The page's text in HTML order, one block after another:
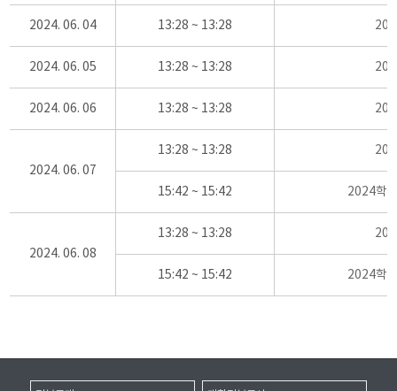
2024. 06. 04 13:28 ~ 13:28
2024. 06. 05 13:28 ~ 13:28
2024. 06. 06 13:28 ~ 13:28
2024. 06. 07
13:28 ~ 13:28
15:42 ~ 15:42 2024학
2024. 06. 08
13:28 ~ 13:28
15:42 ~ 15:42 2024학